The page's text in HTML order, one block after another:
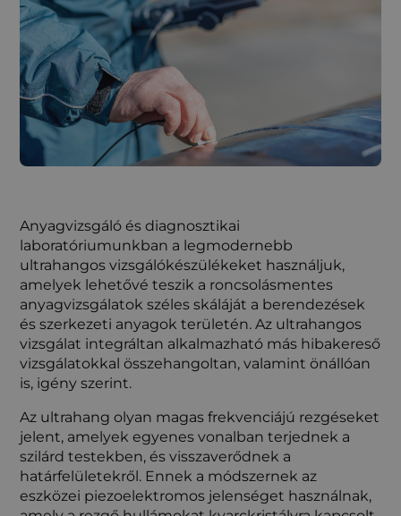
Anyagvizsgáló és diagnosztikai
laboratóriumunkban a legmodernebb
ultrahangos vizsgálókészülékeket használjuk,
amelyek lehetővé teszik a roncsolásmentes
anyagvizsgálatok széles skáláját a berendezések
és szerkezeti anyagok területén. Az ultrahangos
vizsgálat integráltan alkalmazható más hibakereső
vizsgálatokkal összehangoltan, valamint önállóan
is, igény szerint.
Az ultrahang olyan magas frekvenciájú rezgéseket
jelent, amelyek egyenes vonalban terjednek a
szilárd testekben, és visszaverődnek a
határfelületekről. Ennek a módszernek az
eszközei piezoelektromos jelenséget használnak,